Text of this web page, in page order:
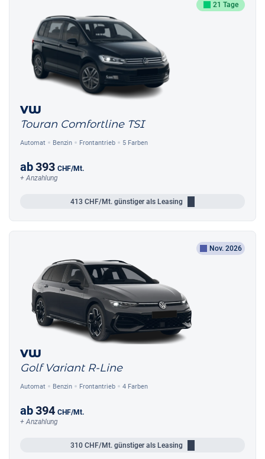
21 Tage
VW
Touran Comfortline TSI
Automat Benzin Frontantrieb 5 Farben
ab393 CHF/Mt.
+ Anzahlung
413 CHF/Mt. günstiger als Leasing
Nov. 2026
VW
Golf Variant R-Line
Automat Benzin Frontantrieb 4 Farben
ab394 CHF/Mt.
+ Anzahlung
310 CHF/Mt. günstiger als Leasing